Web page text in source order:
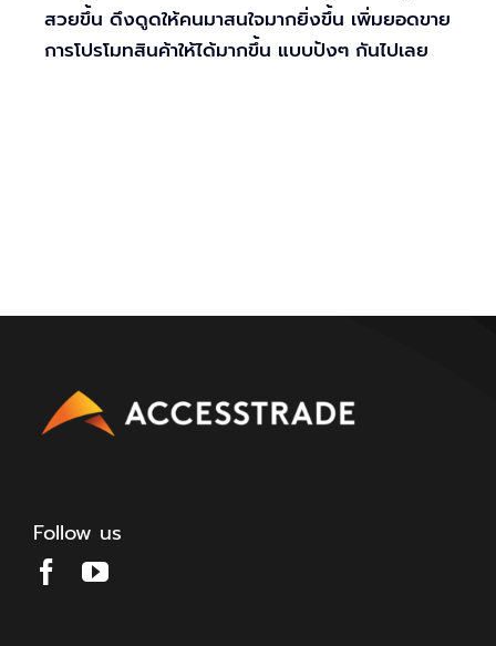
สวยขึ้น ดึงดูดให้คนมาสนใจมากยิ่งขึ้น เพิ่มยอดขาย
การโปรโมทสินค้าให้ได้มากขึ้น แบบปังๆ กันไปเลย
Follow us